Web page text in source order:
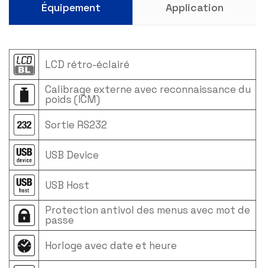
Équipement Application
LCD rétro-éclairé
Calibrage externe avec reconnaissance du
poids (ICM)
Sortie RS232
USB Device
USB Host
Protection antivol des menus avec mot de
passe
Horloge avec date et heure